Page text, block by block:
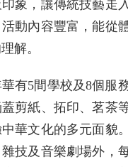
象，讓傳統技藝走
動內容豐富，能從
解。
有5間學校及8個服
剪紙、拓印、茗茶
華文化的多元面貌
技及音樂劇場外，